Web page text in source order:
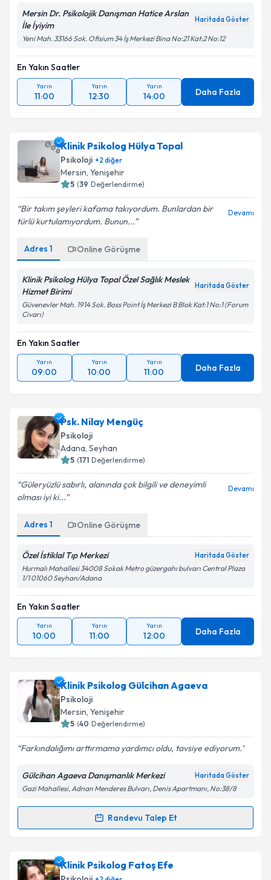
kapsamda işlenmesini kabul ediyorum.
Takvim Talebini Gönder
Mersin Dr. Psikolojik Danışman Hatice Arslan
İle İyiyim
Haritada Göster
Yeni Mah. 33166 Sok. Ofisium 34 İş Merkezi Bina No:21 Kat:2 No:12
En Yakın Saatler
Yarın
11:00
Yarın
12:30
Yarın
14:00 Daha Fazla
Klinik Psikolog Hülya Topal
Psikoloji +2 diğer
Mersin, Yenişehir
5 (39 Değerlendirme)
Bir takım şeyleri kafama takıyordum. Bunlardan bir
türlü kurtulamıyordum. Bunun...
Devamı
Adres 1 Online Görüşme
Klinik Psikolog Hülya Topal Özel Sağlık Meslek
Hizmet Birimi
Haritada Göster
Güvenevler Mah. 1914 Sok. Boss Point İş Merkezi B Blok Kat:1 No:1 (Forum
Civarı)
En Yakın Saatler
Yarın
09:00
Yarın
10:00
Yarın
11:00 Daha Fazla
Psk. Nilay Mengüç
Psikoloji
Adana, Seyhan
5 (171 Değerlendirme)
Güleryüzlü sabırlı, alanında çok bilgili ve deneyimli
olması iyi ki...
Devamı
Adres 1 Online Görüşme
Özel İstiklal Tıp Merkezi Haritada Göster
Hurmalı Mahallesi 34008 Sokak Metro güzergahı bulvarı Central Plaza
1/1 01060 Seyhan/Adana
En Yakın Saatler
Yarın
10:00
Yarın
11:00
Yarın
12:00 Daha Fazla
Klinik Psikolog Gülcihan Agaeva
Psikoloji
Mersin, Yenişehir
5 (40 Değerlendirme)
Farkındalığımı arttırmama yardımcı oldu, tavsiye ediyorum.
Gülcihan Agaeva Danışmanlık Merkezi Haritada Göster
Gazi Mahallesi, Adnan Menderes Bulvarı, Denis Apartmanı, No:38/8
Randevu Talep Et
Randevu Takvimi Talebi
Klinik Psikolog Gülcihan Agaeva
takvimi talebi oluşturun. Size bu uzmandan randevu
Klinik Psikolog Fatoş Efe